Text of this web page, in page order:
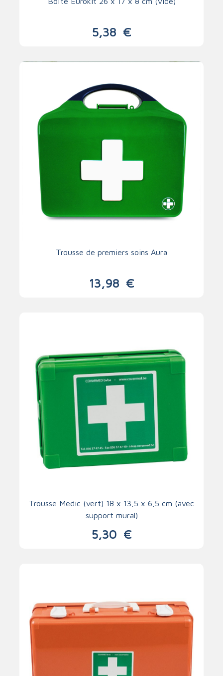
5,38 €
Trousse de premiers soins Aura
13,98 €
Trousse Medic (vert) 18 x 13,5 x 6,5 cm (avec
support mural)
5,30 €